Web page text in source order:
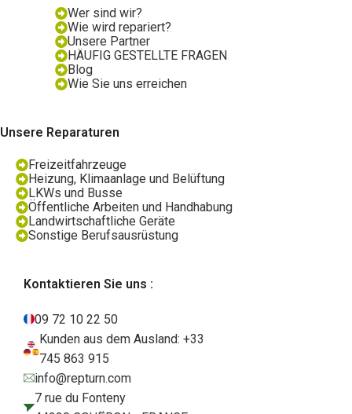
Wer sind wir?
Wie wird repariert?
Unsere Partner
HÄUFIG GESTELLTE FRAGEN
Blog
Wie Sie uns erreichen
Unsere Reparaturen
Freizeitfahrzeuge
Heizung, Klimaanlage und Belüftung
LKWs und Busse
Öffentliche Arbeiten und Handhabung
Landwirtschaftliche Geräte
Sonstige Berufsausrüstung
Kontaktieren Sie uns :
09 72 10 22 50
Kunden aus dem Ausland: +33
745 863 915
info@repturn.com
7 rue du Fonteny